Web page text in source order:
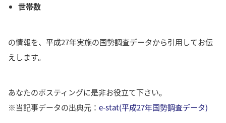
世帯数
の情報を、平成27年実施の国勢調査データから引用してお伝
えします。
あなたのポスティングに是非お役立て下さい。
※当記事データの出典元： e-stat(平成27年国勢調査データ)